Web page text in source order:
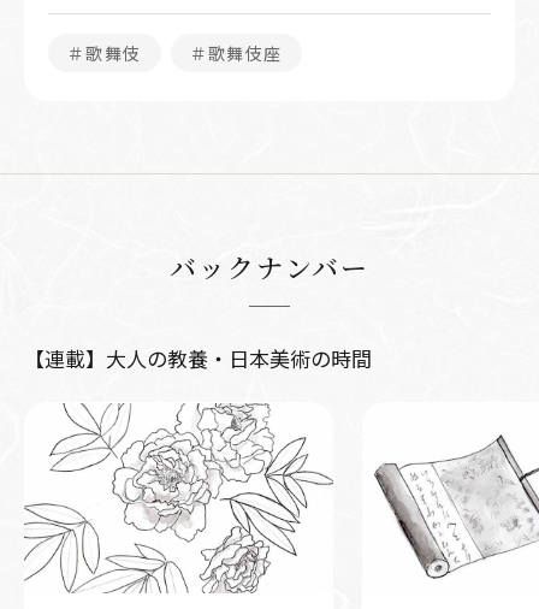
＃歌舞伎 ＃歌舞伎座
バックナンバー
【連載】大人の教養・日本美術の時間